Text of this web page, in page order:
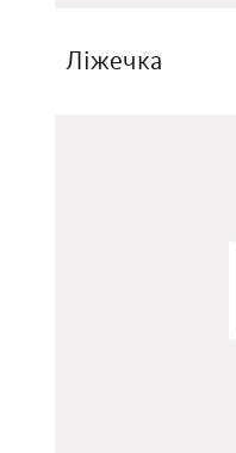
Ліжечка